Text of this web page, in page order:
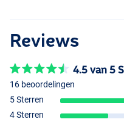
Reviews
4.5 van 5
16 beoordelingen
5 Sterren
4 Sterren